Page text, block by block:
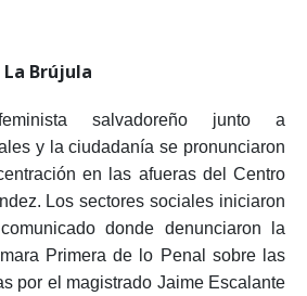
La Brújula
salvadoreño junto a
y la ciudadanía se pronunciaron
en las afueras del Centro
Los sectores sociales iniciaron
donde denunciaron la
Primera de lo Penal sobre las
por el magistrado Jaime Escalante